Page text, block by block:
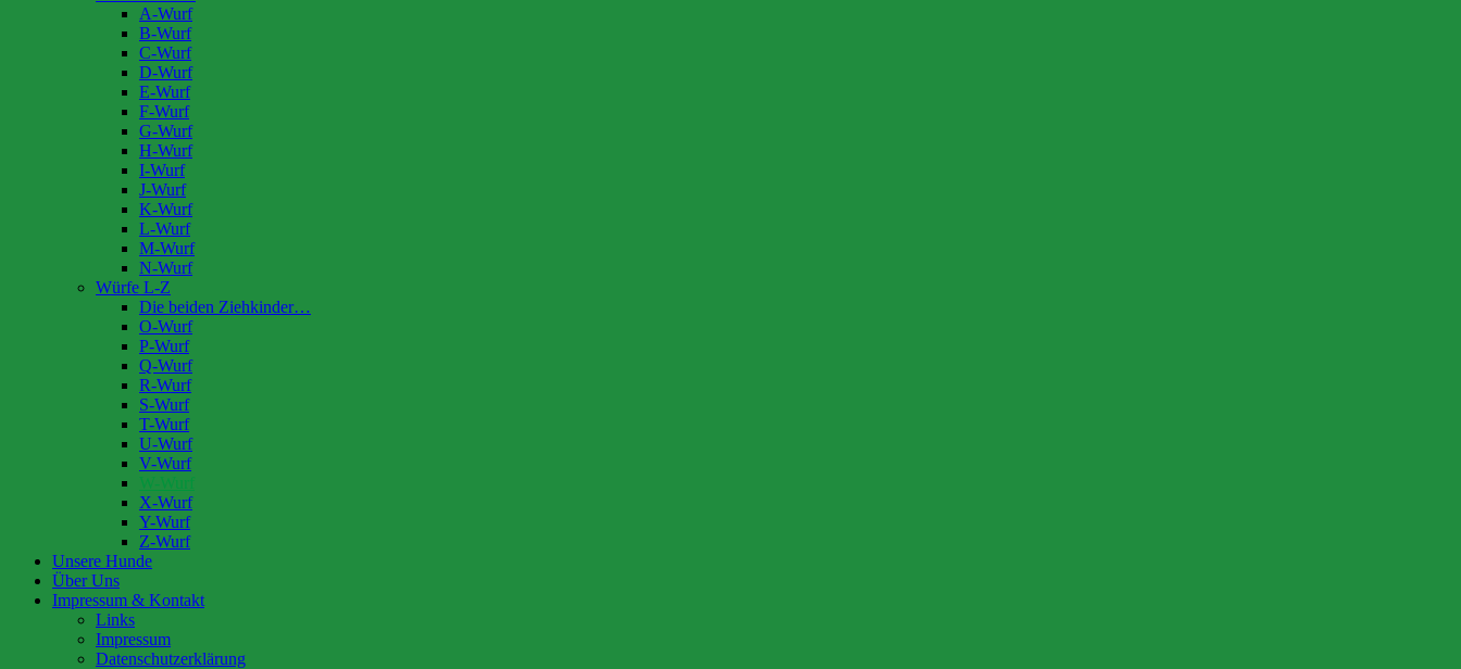
A-Wurf
B-Wurf
C-Wurf
D-Wurf
E-Wurf
F-Wurf
G-Wurf
H-Wurf
I-Wurf
J-Wurf
K-Wurf
L-Wurf
M-Wurf
N-Wurf
Würfe L-Z
Die beiden Ziehkinder…
O-Wurf
P-Wurf
Q-Wurf
R-Wurf
S-Wurf
T-Wurf
U-Wurf
V-Wurf
W-Wurf
X-Wurf
Y-Wurf
Z-Wurf
Unsere Hunde
Über Uns
Impressum & Kontakt
Links
Impressum
Datenschutzerklärung